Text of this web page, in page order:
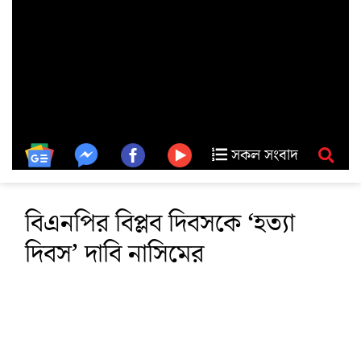
সকল সংবাদ
বিএনপির বিপ্লব দিবসকে ‘হত্যা
দিবস’ দাবি নাসিমের